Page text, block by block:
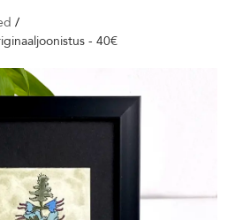
/
- 40€